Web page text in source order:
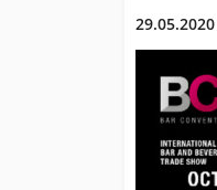
29.05.2020